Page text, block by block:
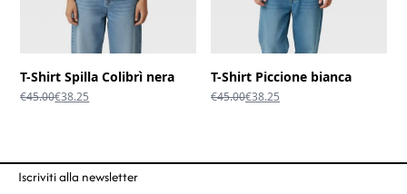
T-Shirt Spilla Colibrì nera
€45.00Il
€38.25
T-Shirt Piccione bianca
€45.00Il
€38.25
Iscriviti alla newsletter